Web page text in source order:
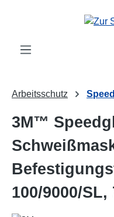
Zum Hauptinhalt springen
Arbeitsschutz
3M™
100/9000/SL,